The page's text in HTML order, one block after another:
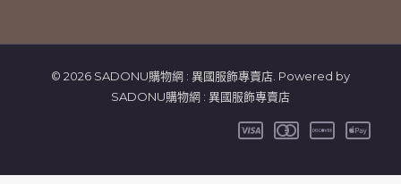
© 2026 SADONU購物網 : 異國服飾專賣店. Powered by
SADONU購物網 : 異國服飾專賣店